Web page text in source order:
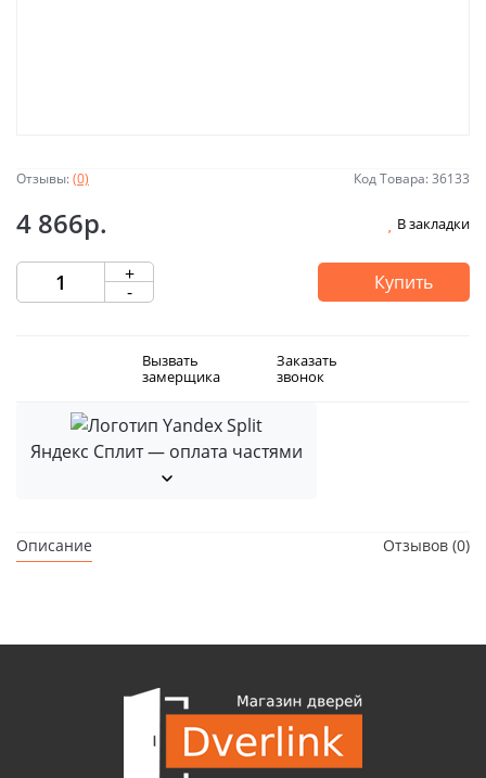
Отзывы:(0) Код Товара: 36133
4 866р. В закладки
+
- Купить
Вызвать
замерщика
Заказать
звонок
Яндекс Сплит — оплата частями
Описание Отзывов (0)